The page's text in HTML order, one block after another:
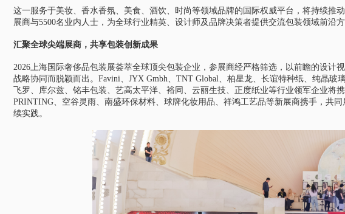
这一服务于美妆、香水香氛、美食、酒饮、时尚等领域品牌的国际权威平台，将持续推
展商与5500名业内人士，为全球行业精英、设计师及品牌决策者提供交流包装领域前沿方
汇聚全球尖端展商，共享包装创新成果
2026上海国际奢侈品包装展荟萃全球顶尖包装企业，参展商经严格筛选，以前瞻的设计
战略协同而脱颖而出。Favini、JYX Gmbh、TNT Global、柏星龙、长谊特种纸、纯晶
飞罗、库尔兹、铭丰包装、艺高太平洋、裕同、云丽生技、正度纸业等行业领军企业将
PRINTING、空谷灵雨、南盛环保材料、球牌化妆用品、祥鸿工艺品等新展商携手，共
续实践。